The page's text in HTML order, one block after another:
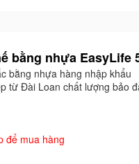
bằng nhựa EasyLife
bằng nhựa hàng nhập khẩu
từ Đài Loan chất lượng bảo
để mua hàng